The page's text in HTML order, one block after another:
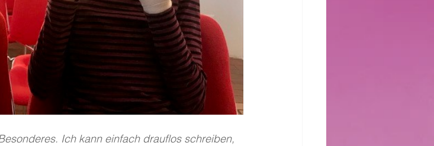
Ich kann einfach drauflos schreiben,